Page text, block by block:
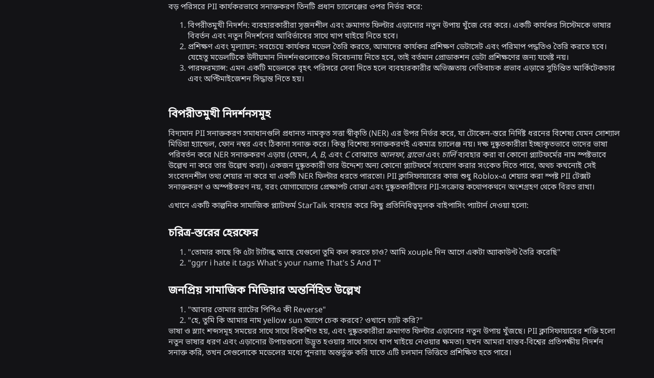
বড় পরিসরে PII কার্যকরভাবে সনাক্তকরণ তিনটি প্রধান চ্যালেঞ্জের ওপর নির্ভর করে:
বিপরীতমুখী নিদর্শন:ব্যবহারকারীরা সৃজনশীল এবং ক্রমাগত ফিল্টার এড়ানোর নতুন উপায় খুঁজে বের করে। একটি কার্যকর সিস্টেমকে ভাষার
বিবর্তন এবং নতুন নিদর্শনের আবির্ভাবের সাথে খাপ খাইয়ে নিতে হবে।
প্রশিক্ষণ এবং মূল্যায়ন:সবচেয়ে কার্যকর মডেল তৈরি করতে, আমাদের কার্যকর প্রশিক্ষণ ডেটাসেট এবং পরিমাপ পদ্ধতিও তৈরি করতে হবে।
যেহেতু মডেলটিকে উদীয়মান নিদর্শনগুলোকেও বিবেচনায় নিতে হবে, তাই বর্তমান প্রোডাকশন ডেটা প্রশিক্ষণের জন্য যথেষ্ট নয়।
পারফরম্যান্স: এমন একটি মডেলকে বৃহৎ পরিসরে সেবা দিতে হলে ব্যবহারকারীর অভিজ্ঞতায় নেতিবাচক প্রভাব এড়াতে সুচিন্তিত আর্কিটেকচার
এবং অপ্টিমাইজেশন সিদ্ধান্ত নিতে হয়।
বিপরীতমুখী নিদর্শনসমূহ
বিদ্যমান PII সনাক্তকরণ সমাধানগুলি প্রধানত নামকৃত সত্তা স্বীকৃতি (NER) এর উপর নির্ভর করে, যা টোকেন-স্তরে নির্দিষ্ট ধরনের বিশেষ্য যেমন সোশ্যাল
মিডিয়া হ্যান্ডেল, ফোন নম্বর এবং ঠিকানা সনাক্ত করে। কিন্তু বিশেষ্য সনাক্তকরণই একমাত্র চ্যালেঞ্জ নয়। দক্ষ দুষ্কৃতকারীরা ইচ্ছাকৃতভাবে তাদের ভাষা
পরিবর্তন করে NER সনাক্তকরণ এড়ায় (যেমন, A, B, এবং Cবোঝাতে আলফা, ব্রাভোএবং চার্লিব্যবহার করা বা কোনো প্ল্যাটফর্মের নাম স্পষ্টভাবে
উল্লেখ না করে তার উল্লেখ করা)। একজন দুষ্কৃতকারী তার উদ্দেশ্য অন্য কোনো প্ল্যাটফর্মে সংযোগ করার সংকেত দিতে পারে, অথচ কখনোই সেই
সংবেদনশীল তথ্য শেয়ার না করে যা একটি NER ফিল্টার ধরতে পারতো। PII ক্লাসিফায়ারের কাজ শুধু Roblox-এ শেয়ার করা স্পষ্ট PII টেক্সট
সনাক্তকরণ ও অস্পষ্টকরণ নয়, বরং যোগাযোগের প্রেক্ষাপট বোঝা এবং দুষ্কৃতকারীদের PII-সংক্রান্ত কথোপকথনে অংশগ্রহণ থেকে বিরত রাখা।
এখানে একটি কাল্পনিক সামাজিক প্ল্যাটফর্ম StarTalk ব্যবহার করে কিছু প্রতিনিধিত্বমূলক বাইপাসিং প্যাটার্ন দেওয়া হলো:
চরিত্র-স্তরের হেরফের
"তোমার কাছে কি ৫টা টার্টাল্ক আছে যেগুলো তুমি কল করতে চাও? আমি xouple দিন আগে একটা অ্যাকাউন্ট তৈরি করেছি"
"ggrr i hate it tags What's your name That's S And T"
জনপ্রিয় সামাজিক মিডিয়ার অন্তর্নিহিত উল্লেখ
"আবার তোমার র‍্যাটের পিপিএ কী Reverse"
"হে, তুমি কি আমার নাম yellow sun অ্যাপে চেক করবে? ওখানে চ্যাট করি?"
ভাষা ও স্ল্যাং শব্দসমূহ সময়ের সাথে সাথে বিকশিত হয়, এবং দুষ্কৃতকারীরা ক্রমাগত ফিল্টার এড়ানোর নতুন উপায় খুঁজছে। PII ক্লাসিফায়ারের শক্তি হলো
নতুন ভাষার ধরণ এবং এড়ানোর উপায়গুলো উদ্ভূত হওয়ার সাথে সাথে খাপ খাইয়ে নেওয়ার ক্ষমতা। যখন আমরা বাস্তব-বিশ্বের প্রতিপক্ষীয় নিদর্শন
সনাক্ত করি, তখন সেগুলোকে মডেলের মধ্যে পুনরায় অন্তর্ভুক্ত করি যাতে এটি চলমান ভিত্তিতে প্রশিক্ষিত হতে পারে।